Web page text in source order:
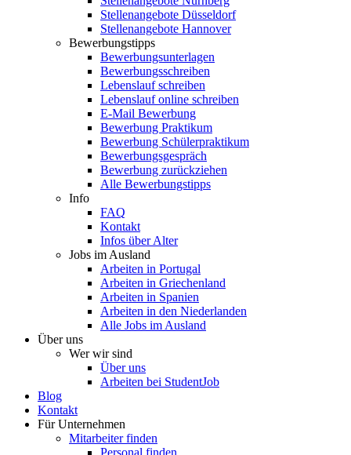
Stellenangebote Düsseldorf
Stellenangebote Hannover
Bewerbungstipps
Bewerbungsunterlagen
Bewerbungsschreiben
Lebenslauf schreiben
Lebenslauf online schreiben
E-Mail Bewerbung
Bewerbung Praktikum
Bewerbung Schülerpraktikum
Bewerbungsgespräch
Bewerbung zurückziehen
Alle Bewerbungstipps
Info
FAQ
Kontakt
Infos über Alter
Jobs im Ausland
Arbeiten in Portugal
Arbeiten in Griechenland
Arbeiten in Spanien
Arbeiten in den Niederlanden
Alle Jobs im Ausland
Über uns
Wer wir sind
Über uns
Arbeiten bei StudentJob
Blog
Kontakt
Für Unternehmen
Mitarbeiter finden
Personal finden